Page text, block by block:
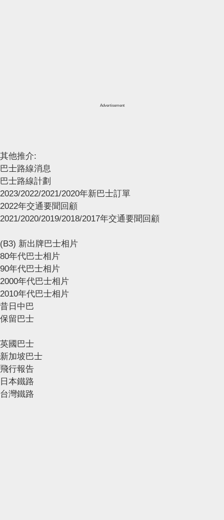
Advertisement
其他推介:
巴士路線消息
巴士路線計劃
2023/2022/2021/2020年新巴士訂單
2022年交通要聞回顧
2021/2020/2019/2018/2017年交通要聞回顧
(B3) 新出牌巴士相片
80年代巴士相片
90年代巴士相片
2000年代巴士相片
2010年代巴士相片
昔日中巴
保留巴士
英國巴士
新加坡巴士
飛行報告
日本鐵路
台灣鐵路